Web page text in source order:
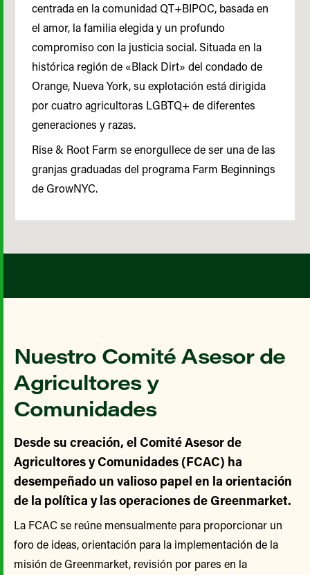
Nuestro Comité Asesor de
Agricultores y
Comunidades
Desde su creación, el Comité Asesor de
Agricultores y Comunidades (FCAC) ha
desempeñado un valioso papel en la orientación
de la política y las operaciones de Greenmarket.
La FCAC se reúne mensualmente para proporcionar un
foro de ideas, orientación para la implementación de la
misión de Greenmarket, revisión por pares en la
centrada en la comunidad QT+BIPOC, basada en
el amor, la familia elegida y un profundo
compromiso con la justicia social. Situada en la
histórica región de «Black Dirt» del condado de
Orange, Nueva York, su explotación está dirigida
por cuatro agricultoras LGBTQ+ de diferentes
generaciones y razas.
Rise & Root Farm se enorgullece de ser una de las
granjas graduadas del programa Farm Beginnings
de GrowNYC.